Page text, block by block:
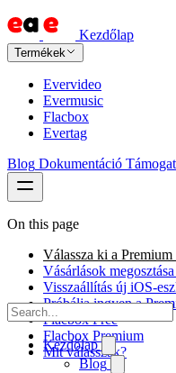
Kezdőlap
Termékek
Evervideo
Evermusic
Flacbox
Evertag
Blog Dokumentáció
Kezdőlap
Blog
On this page
Válassza ki a Premium
Vásárlások
Visszaállítás új iOS-
Próbálja ingyen a
Flacbox Free
Flacbox Premium
Mit válasszak?